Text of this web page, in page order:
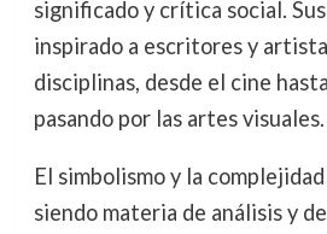
significado y crítica social.
inspirado a escritores y
disciplinas, desde el cine
pasando por las artes visuales.
El simbolismo y la
siendo materia de análisis y